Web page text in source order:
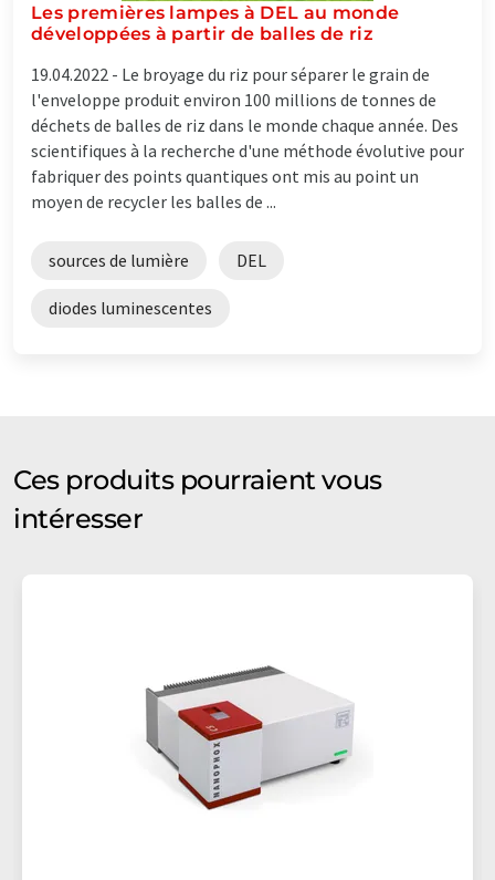
Les premières lampes à DEL au monde
développées à partir de balles de riz
19.04.2022 - Le broyage du riz pour séparer le grain de
l'enveloppe produit environ 100 millions de tonnes de
déchets de balles de riz dans le monde chaque année. Des
scientifiques à la recherche d'une méthode évolutive pour
fabriquer des points quantiques ont mis au point un
moyen de recycler les balles de ...
sources de lumière DEL
diodes luminescentes
Ces produits pourraient vous
intéresser